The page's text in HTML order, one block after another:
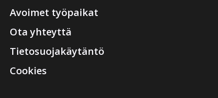
Avoimet työpaikat
Ota yhteyttä
Tietosuojakäytäntö
Cookies